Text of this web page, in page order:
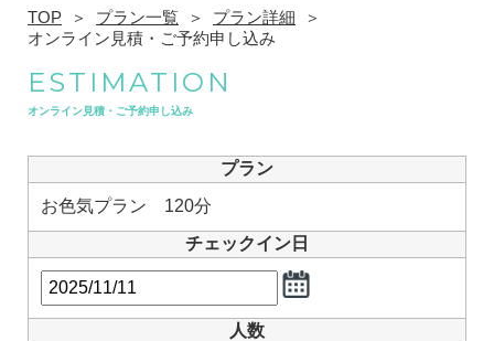
TOP プラン一覧
プラン詳細
オンライン見積・ご予約申し込み
ESTIMATION
オンライン見積・ご予約申し込み
プラン
お色気プラン 120分
チェックイン日
人数